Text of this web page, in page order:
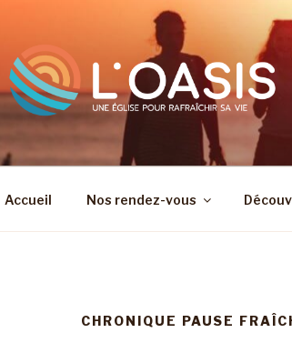
Accueil Nos rendez-vous
CHRONIQUE PAUSE